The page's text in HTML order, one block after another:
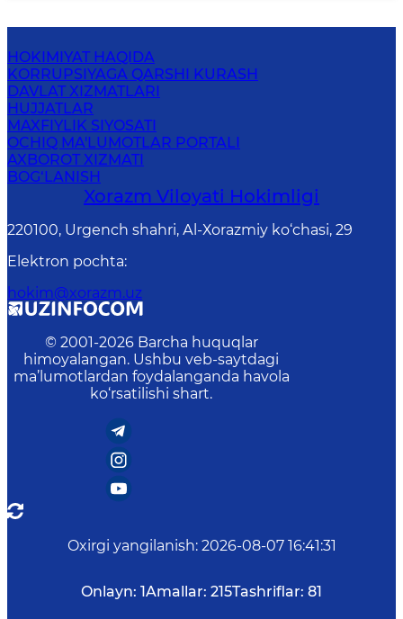
HOKIMIYAT HAQIDA
KORRUPSIYAGA QARSHI KURASH
DAVLAT XIZMATLARI
HUJJATLAR
MAXFIYLIK SIYOSATI
OCHIQ MA'LUMOTLAR PORTALI
AXBOROT XIZMATI
BOG‘LANISH
Xorazm Vilоyati Hоkimligi
220100, Urgеnch shаhri, Аl-Хоrаzmiy ko‘chаsi, 29
Elektron pochta:
hokim@xorazm.uz
© 2001-2026 Barcha huquqlar
himoyalangan. Ushbu veb-saytdagi
ma’lumotlardan foydalanganda havola
ko‘rsatilishi shart.
Oxirgi yangilanish: 2026-08-07 16:41:31
Onlayn: 1Amallar: 215Tashriflar: 81